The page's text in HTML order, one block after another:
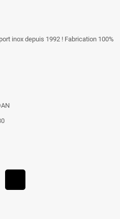
inox depuis 1992 ! Fabrication 100%